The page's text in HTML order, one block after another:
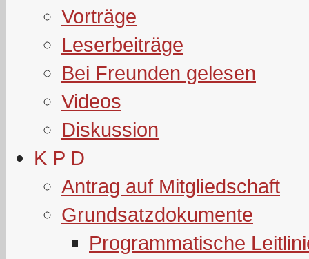
Vorträge
Leserbeiträge
Bei Freunden gelesen
Videos
Diskussion
K P D
Antrag auf Mitgliedschaft
Grundsatzdokumente
Programmatische